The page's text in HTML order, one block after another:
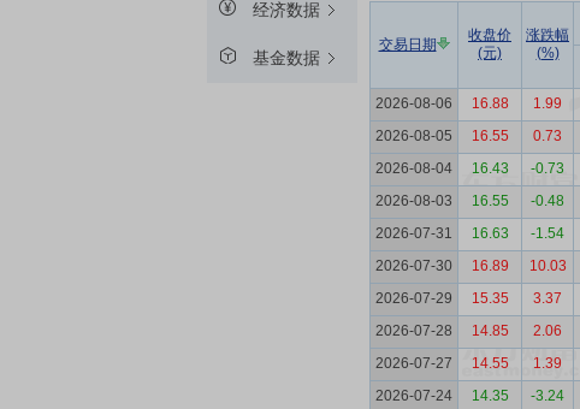
经济数据
基金数据
交易日期
收盘价
(元)
涨跌幅
(%)
2026-08-06
16.88 1.99
2026-08-05
16.55 0.73
2026-08-04
16.43 -0.73
2026-08-03
16.55 -0.48
2026-07-31
16.63 -1.54
2026-07-30
16.89 10.03
2026-07-29
15.35 3.37
2026-07-28
14.85 2.06
2026-07-27
14.55 1.39
2026-07-24
14.35 -3.24